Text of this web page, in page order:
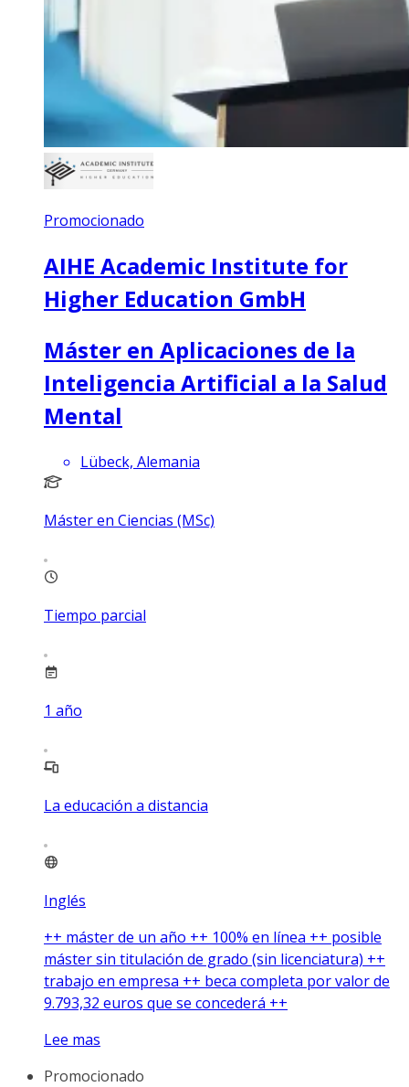
Promocionado
AIHE Academic Institute for
Higher Education GmbH
Máster en Aplicaciones de la
Inteligencia Artificial a la Salud
Mental
Lübeck, Alemania
Máster en Ciencias (MSc)
Tiempo parcial
1 año
La educación a distancia
Inglés
++ máster de un año ++ 100% en línea ++ posible
máster sin titulación de grado (sin licenciatura) ++
trabajo en empresa ++ beca completa por valor de
9.793,32 euros que se concederá ++
Lee mas
Promocionado